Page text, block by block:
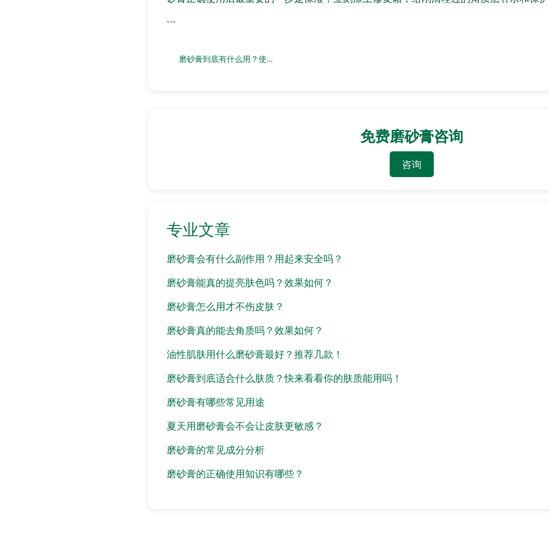
```
磨砂膏到底有什么用？使用后会有什么变化？
免费磨砂膏咨询
咨询
专业文章
磨砂膏会有什么副作用？用起来安全吗？
磨砂膏能真的提亮肤色吗？效果如何？
磨砂膏怎么用才不伤皮肤？
磨砂膏真的能去角质吗？效果如何？
油性肌肤用什么磨砂膏最好？推荐几款！
磨砂膏到底适合什么肤质？快来看看你的肤质能用吗！
磨砂膏有哪些常见用途
夏天用磨砂膏会不会让皮肤更敏感？
磨砂膏的常见成分分析
磨砂膏的正确使用知识有哪些？